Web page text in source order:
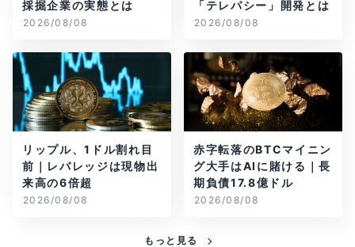
採掘企業の実態とは
2026/08/08
「テレパシー」開発とは
2026/08/08
リップル、1ドル割れ目
前｜レバレッジは現物出
来高の6倍超
2026/08/08
赤字転落のBTCマイニン
グ大手はAIに賭ける｜長
期負債17.8億ドル
2026/08/08
もっと見る